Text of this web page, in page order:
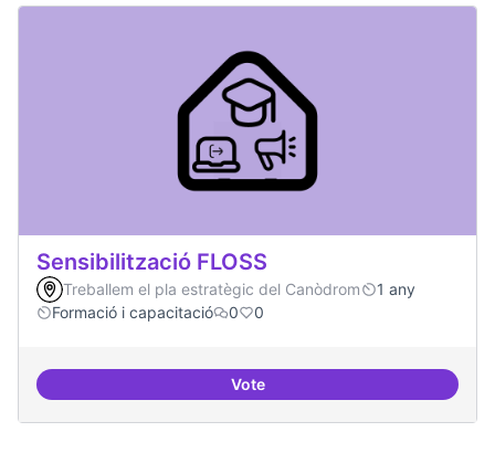
Sensibilització FLOSS
Treballem el pla estratègic del Canòdrom
1 any
Formació i capacitació
0 0
VoteSensibilització FLOSS